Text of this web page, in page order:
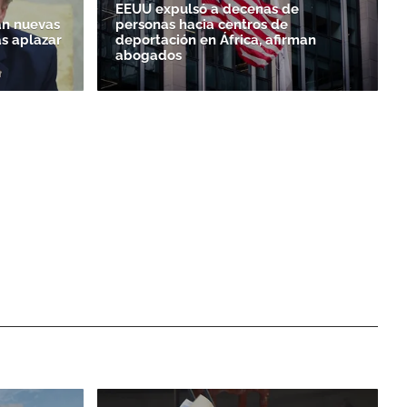
nuevas
aplazar
EEUU expulsó a decenas de
personas hacia centros de
deportación en África, afirman
abogados